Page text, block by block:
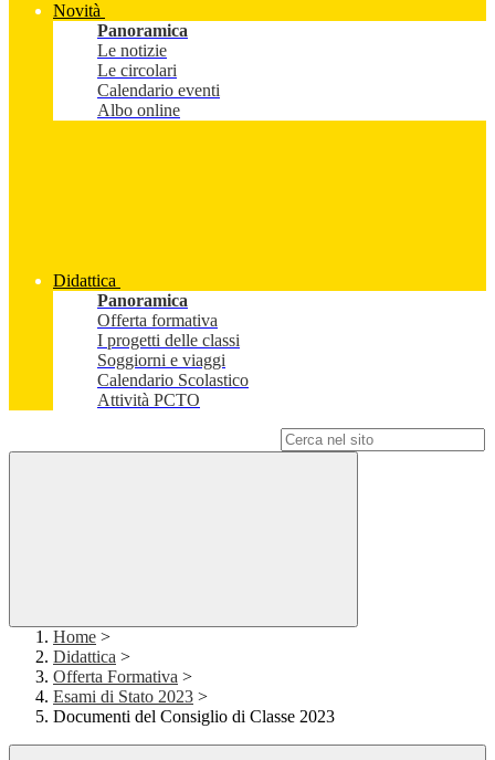
Novità
Panoramica
Le notizie
Le circolari
Calendario eventi
Albo online
Didattica
Panoramica
Offerta formativa
I progetti delle classi
Soggiorni e viaggi
Calendario Scolastico
Attività PCTO
Home >
Didattica >
Offerta Formativa >
Esami di Stato 2023 >
Documenti del Consiglio di Classe 2023